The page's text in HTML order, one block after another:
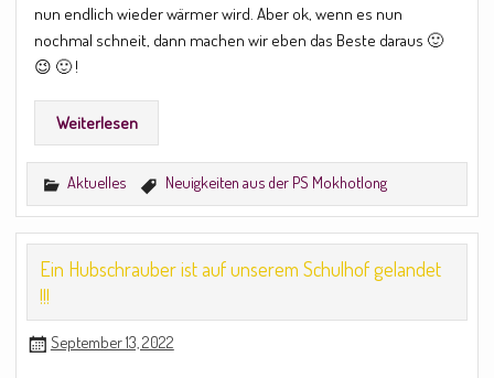
nun endlich wieder wärmer wird. Aber ok, wenn es nun
nochmal schneit, dann machen wir eben das Beste daraus 🙂
😉 🙂 !
Weiterlesen
Aktuelles Neuigkeiten aus der PS Mokhotlong
Ein Hubschrauber ist auf unserem Schulhof gelandet
!!!
September 13, 2022